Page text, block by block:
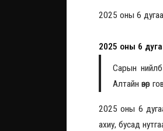
2025 оны 6
2025 оны 6
Сарын
Алтайн өвөр
2025 оны 6
ахиу, бусад